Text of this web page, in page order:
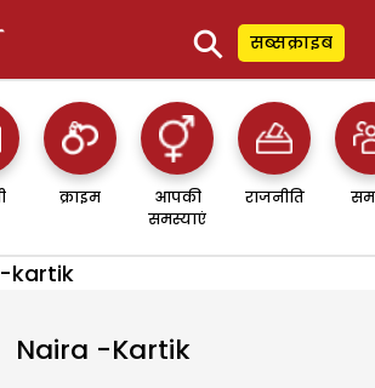
⚲ सब्सक्राइब
क्राइम
आपकी
समस्याएं
राजनीति
kartik
Naira -kartik